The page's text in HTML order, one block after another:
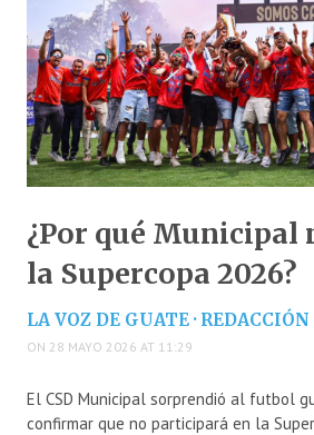
¿Por qué Municipal
la Supercopa 2026?
LA VOZ DE GUATE · REDACCIÓN
ON 28 MAYO 2026 AT 11:29
El CSD Municipal sorprendió al futbol
confirmar que no participará en la